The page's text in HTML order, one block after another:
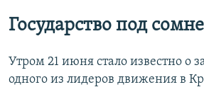
Государство под
Утром 21 июня стало известно о
одного из лидеров движения в